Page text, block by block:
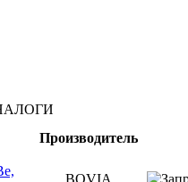
Производитель
BOVIA